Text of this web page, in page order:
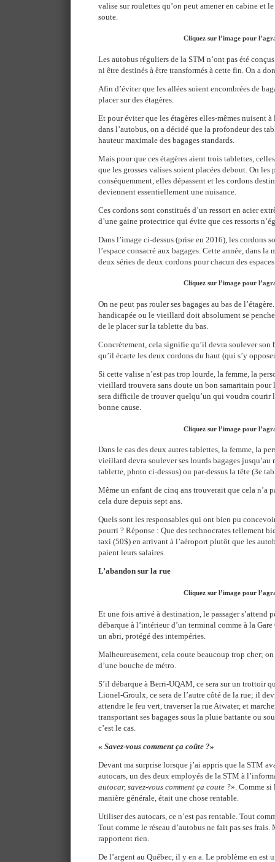
valise sur roulettes qu’on peut amener en cabine et
soute.
Cliquez sur l’image pour
Les autobus réguliers de la STM n’ont pas été
ni être destinés à être transformés à cette fin. On a
Afin d’éviter que les allées soient encombrées de
placer sur des étagères.
Et pour éviter que les étagères elles-mêmes nuisent
dans l’autobus, on a décidé que la profondeur des
hauteur maximale des bagages standards.
Mais pour que ces étagères aient trois tablettes,
que les grosses valises soient placées debout. On les
conséquemment, elles dépassent et les cordons
deviennent essentiellement une nuisance.
Ces cordons sont constitués d’un ressort en acier
d’une gaine protectrice qui évite que ces ressorts
Dans l’image ci-dessus (prise en 2016), les cordons
l’espace consacré aux bagages. Cette année, dans
deux séries de deux cordons pour chacun des
Cliquez sur l’image pour
On ne peut pas rouler ses bagages au bas de
handicapée ou le vieillard doit absolument se
de le placer sur la tablette du bas.
Concrètement, cela signifie qu’il devra soulever son
qu’il écarte les deux cordons du haut (qui s’y
Si cette valise n’est pas trop lourde, la femme, la
vieillard trouvera sans doute un bon samaritain pour
sera difficile de trouver quelqu’un qui voudra courir
bonne cause.
Cliquez sur l’image pour
Dans le cas des deux autres tablettes, la femme, la
vieillard devra soulever ses lourds bagages jusqu’au
tablette, photo ci-dessus) ou par-dessus la tête (3e
Même un enfant de cinq ans trouverait que cela n’a
cela dure depuis sept ans.
Quels sont les responsables qui ont bien pu
pourri ? Réponse : Que des technocrates tellement
taxi (50$) en arrivant à l’aéroport plutôt que les
paient leurs salaires.
L’abandon sur la rue
Cliquez sur l’image pour
Et une fois arrivé à destination, le passager s’attend
débarque à l’intérieur d’un terminal comme à la
un abri, protégé des intempéries.
Malheureusement, cela coute beaucoup trop cher;
d’une bouche de métro.
S’il débarque à Berri-UQAM, ce sera sur un trottoir
Lionel-Groulx, ce sera de l’autre côté de la rue; il
attendre le feu vert, traverser la rue Atwater, et
transportant ses bagages sous la pluie battante ou
c’est le cas.
« Savez-vous comment ça coûte ?»
Devant ma surprise lorsque j’ai appris que la STM
autocars, un des deux employés de la STM à
autocar, savez-vous comment ça coute ?». Comme si
manière générale, était une chose rentable.
Utiliser des autocars, ce n’est pas rentable. Tout
Tout comme le réseau d’autobus ne fait pas ses
rapportent rien.
De l’argent au Québec, il y en a. Le problème en est